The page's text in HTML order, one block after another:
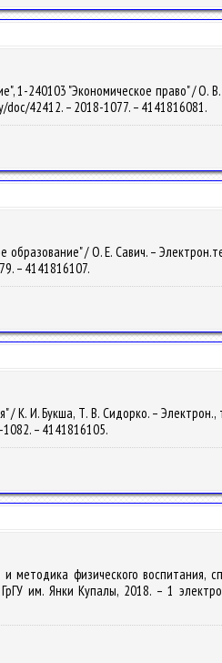
1-240103 "Экономическое право" / О.
doc/42412. – 2018-1077. – 4141816081.
/ О. Е. Савич. –
– 4141816107.
И. Букша, Т. В. Сидорко. – Электрон.,
– 4141816105.
методика физического воспитания,
им. Янки Купалы, 2018. – 1